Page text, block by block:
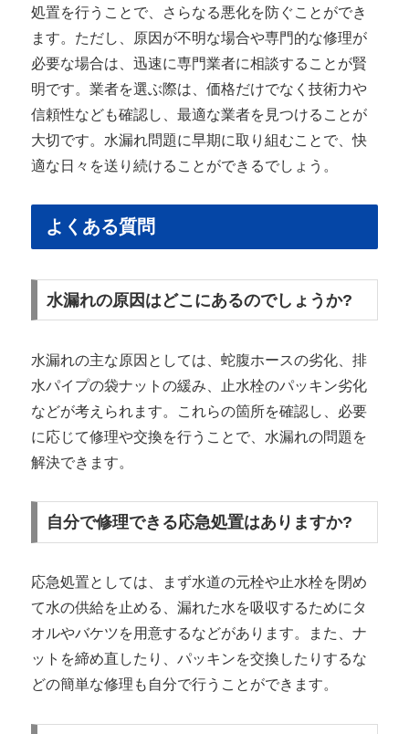
処置を行うことで、さらなる悪化を防ぐことができ
ます。ただし、原因が不明な場合や専門的な修理が
必要な場合は、迅速に専門業者に相談することが賢
明です。業者を選ぶ際は、価格だけでなく技術力や
信頼性なども確認し、最適な業者を見つけることが
大切です。水漏れ問題に早期に取り組むことで、快
適な日々を送り続けることができるでしょう。
よくある質問
水漏れの原因はどこにあるのでしょうか?
水漏れの主な原因としては、蛇腹ホースの劣化、排
水パイプの袋ナットの緩み、止水栓のパッキン劣化
などが考えられます。これらの箇所を確認し、必要
に応じて修理や交換を行うことで、水漏れの問題を
解決できます。
自分で修理できる応急処置はありますか?
応急処置としては、まず水道の元栓や止水栓を閉め
て水の供給を止める、漏れた水を吸収するためにタ
オルやバケツを用意するなどがあります。また、ナ
ットを締め直したり、パッキンを交換したりするな
どの簡単な修理も自分で行うことができます。